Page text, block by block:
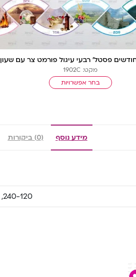
פסטל’ רבעי עיגול פורמט צר עם שעון
מקט: 1902C
בחר אפשרויות
מידע נוסף (0) ביקורות
240-120, 192-93